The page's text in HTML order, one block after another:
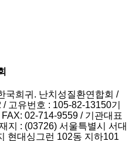
국희귀. 난치성질환연합회 /
고유번호 : 105-82-13150기
02-714-9559 / 기관대표
지 : (03726) 서울특별시 서대
현대싱그런 102동 지하101